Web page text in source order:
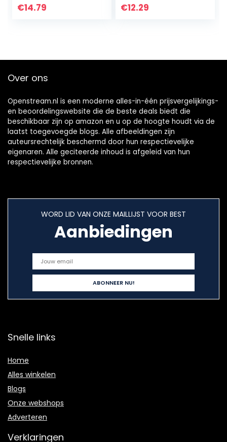
tablets
€14.79
aluminiumlegering
€12.29
Over ons
Openstream.nl is een moderne alles-in-één prijsvergelijkings-
en beoordelingswebsite die de beste deals biedt die
beschikbaar zijn op amazon en u op de hoogte houdt via de
laatst toegevoegde blogs. Alle afbeeldingen zijn
auteursrechtelijk beschermd door hun respectievelijke
eigenaren. Alle geciteerde inhoud is afgeleid van hun
respectievelijke bronnen.
WORD LID VAN ONZE MAILLIJST VOOR BEST
Aanbiedingen
Snelle links
Home
Alles winkelen
Blogs
Onze webshops
Adverteren
Verklaringen